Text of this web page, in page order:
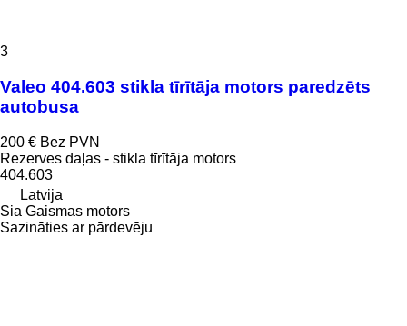
3
Valeo 404.603 stikla tīrītāja motors paredzēts
autobusa
200 € Bez PVN
Rezerves daļas - stikla tīrītāja motors
404.603
Latvija
Sia Gaismas motors
Sazināties ar pārdevēju